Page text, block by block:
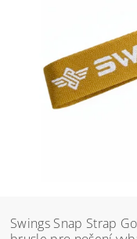
Swings Snap Strap